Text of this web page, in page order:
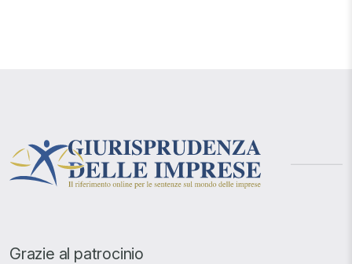
Grazie al patrocinio